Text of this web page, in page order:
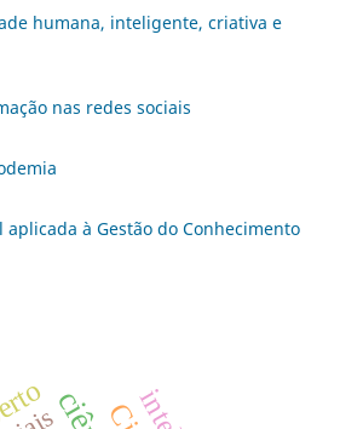
humana, inteligente, criativa e
nas redes sociais
à Gestão do Conhecimento